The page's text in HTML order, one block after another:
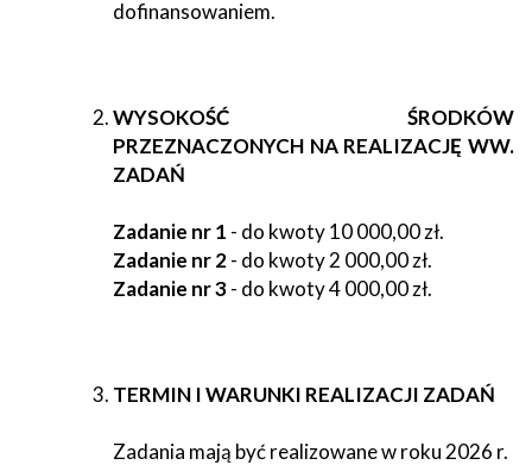
dofinansowaniem.
WYSOKOŚĆ ŚRODKÓW
PRZEZNACZONYCH NA REALIZACJĘ WW.
ZADAŃ
Zadanie nr 1 - do kwoty 10 000,00 zł.
Zadanie nr 2- do kwoty 2 000,00 zł.
Zadanie nr 3- do kwoty 4 000,00 zł.
TERMIN I WARUNKI REALIZACJI ZADAŃ
Zadania mają być realizowane w roku 2026 r.